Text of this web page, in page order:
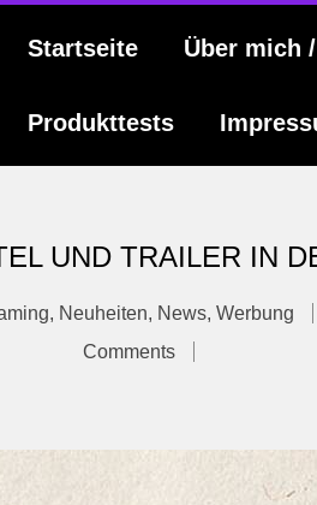
Startseite Über mich
Produkttests
UND TRAILER IN
, Neuheiten, News, Werbung
Comments